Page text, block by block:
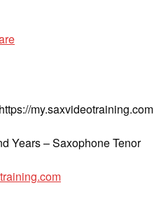
my.saxvideotraining.com
Years – Saxophone Tenor